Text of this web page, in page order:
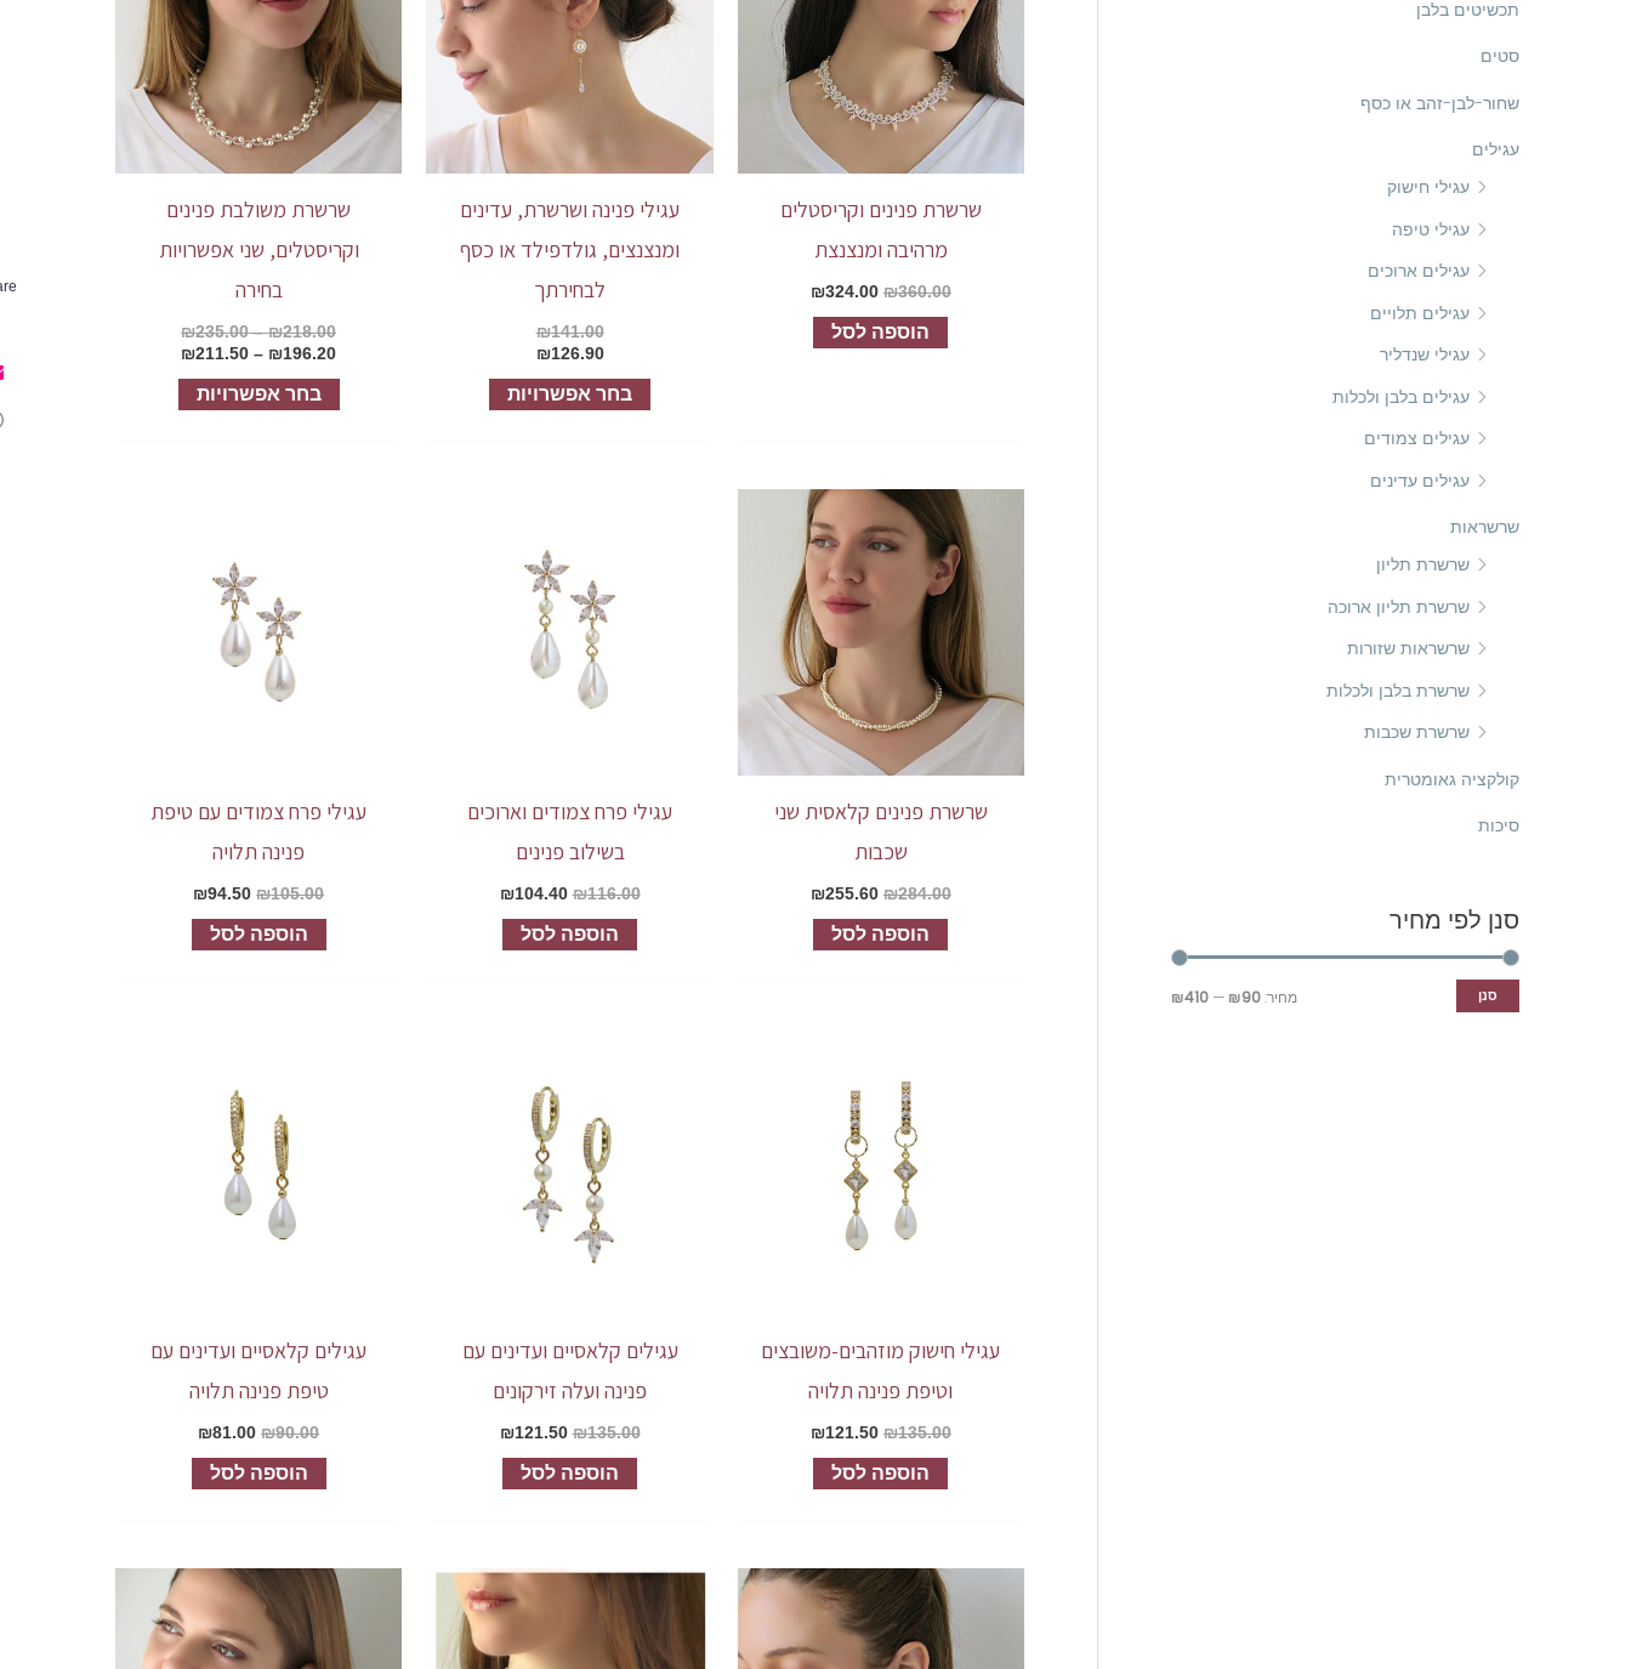
ב
תכשיטים בלבן
סטים
שחור-לבן-זהב או כסף
עגילים
עגילי חישוק
עגילי טיפה
עגילים ארוכים
עגילים תלויים
עגילי שנדליר
עגילים בלבן ולכלות
עגילים צמודים
עגילים עדינים
שרשראות
שרשרת תליון
שרשרת תליון ארוכה
שרשראות שזורות
שרשרת בלבן ולכלות
שרשרת שכבות
קולקציה גאומטרית
סיכות
סנן לפי מחיר
סנן מחיר:₪90
—
₪410
שרשרת פנינים וקריסטלים
מרהיבה ומנצנצת
₪360.00
₪324.00
הוספה לסל
עגילי פנינה ושרשרת, עדינים
ומנצנצים, גולדפילד או כסף
לבחירתך
₪141.00
₪126.90
בחר אפשרויות
מספר
סוגים.
ניתן
לבחור
בעמוד
המוצר
שרשרת משולבת פנינים
וקריסטלים, שני אפשרויות
בחירה
₪218.00
–
₪235.00
₪196.20
–
₪211.50
בחר אפשרויות
מספר
סוגים.
ניתן
לבחור
את
בעמוד
המוצר
שרשרת פנינים קלאסית שני
שכבות
₪284.00
₪255.60
הוספה לסל
עגילי פרח צמודים וארוכים
בשילוב פנינים
₪116.00
₪104.40
הוספה לסל
עגילי פרח צמודים עם טיפת
פנינה תלויה
₪105.00
₪94.50
הוספה לסל
עגילי חישוק מוזהבים-משובצים
וטיפת פנינה תלויה
₪135.00
₪121.50
הוספה לסל
עגילים קלאסיים ועדינים עם
פנינה ועלה זירקונים
₪135.00
₪121.50
הוספה לסל
עגילים קלאסיים ועדינים עם
טיפת פנינה תלויה
₪90.00
₪81.00
הוספה לסל
למוצר
זה
יש